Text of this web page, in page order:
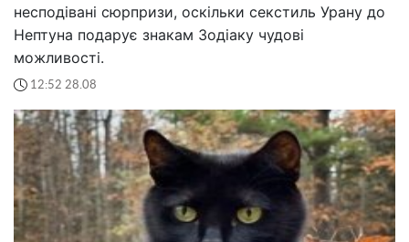
несподівані сюрпризи, оскільки секстиль Урану до
Нептуна подарує знакам Зодіаку чудові
можливості.
12:52 28.08